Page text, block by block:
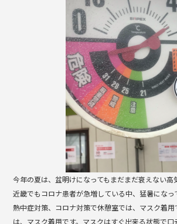
今年の夏は、盆明けになってもまだまだ衰えない高
近畿でもコロナ患者が急増している中、猛暑になっ
熱中症対策、コロナ対策で休憩室では、マスク着
は、マスク着用です。マスクはすぐ出来る状態で口